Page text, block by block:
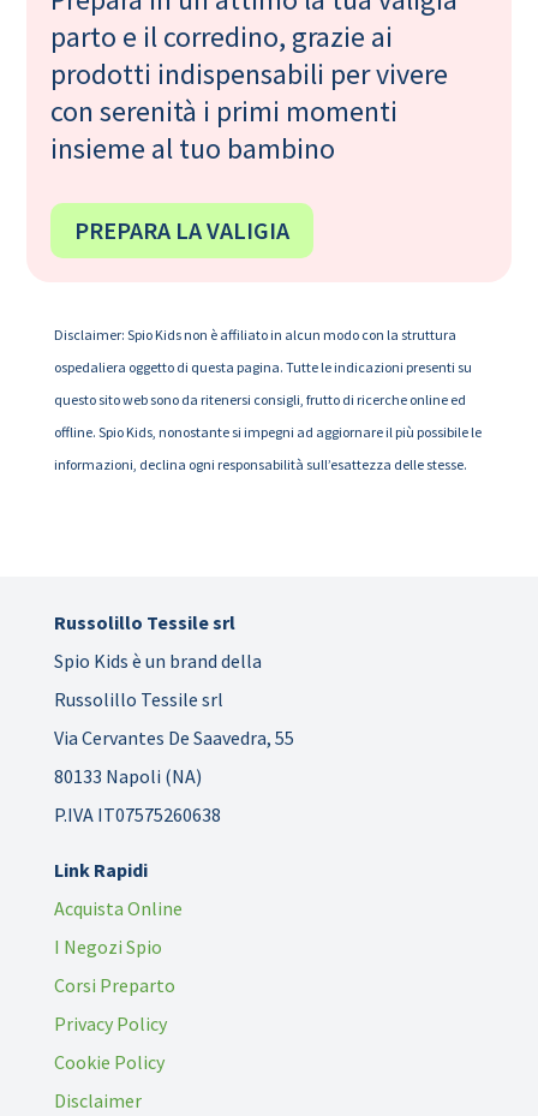
parto e il corredino, grazie ai
prodotti indispensabili per vivere
con serenità i primi momenti
insieme al tuo bambino
PREPARA LA VALIGIA
Disclaimer: Spio Kids non è affiliato in alcun modo con la struttura
ospedaliera oggetto di questa pagina. Tutte le indicazioni presenti su
questo sito web sono da ritenersi consigli, frutto di ricerche online ed
offline. Spio Kids, nonostante si impegni ad aggiornare il più possibile le
informazioni, declina ogni responsabilità sull’esattezza delle stesse.
Russolillo Tessile srl
Spio Kids è un brand della
Russolillo Tessile srl
Via Cervantes De Saavedra, 55
80133 Napoli (NA)
P.IVA IT07575260638
Link Rapidi
Acquista Online
I Negozi Spio
Corsi Preparto
Privacy Policy
Cookie Policy
Disclaimer